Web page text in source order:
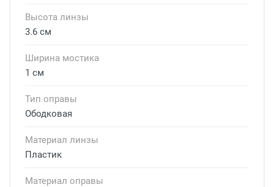
Высота линзы
3.6 см
Ширина мостика
1 см
Тип оправы
Ободковая
Материал линзы
Пластик
Материал оправы